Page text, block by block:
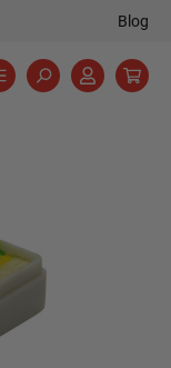
Blog